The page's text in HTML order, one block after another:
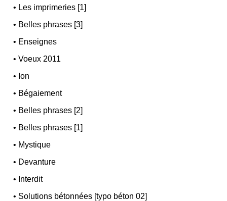
• Les imprimeries [1]
• Belles phrases [3]
• Enseignes
•Voeux 2011
• Ion
• Bégaiement
• Belles phrases [2]
• Belles phrases [1]
• Mystique
• Devanture
• Interdit
• Solutions bétonnées [typo béton 02]